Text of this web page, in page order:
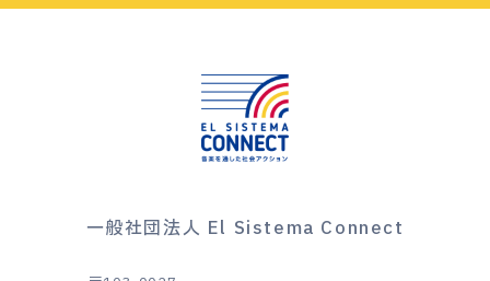
一般社団法人 El Sistema Connect